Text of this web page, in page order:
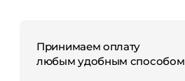
Принимаем оплату
любым удобным способом